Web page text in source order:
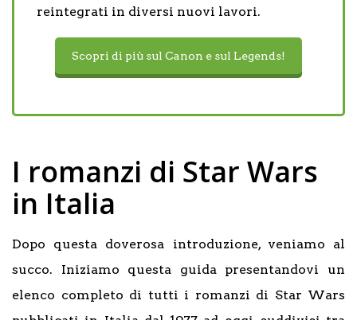
reintegrati in diversi nuovi lavori.
Scopri di più sul Canon e sul Legends!
I romanzi di Star Wars
in Italia
Dopo questa doverosa introduzione, veniamo al
succo. Iniziamo questa guida presentandovi un
elenco completo di tutti i romanzi di Star Wars